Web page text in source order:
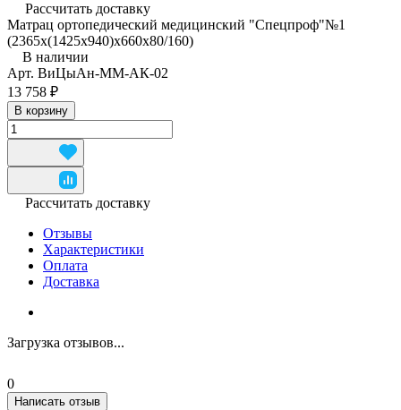
Рассчитать доставку
Матрац ортопедический медицинский "Спецпроф"№1
(2365х(1425х940)х660х80/160)
В наличии
Арт. ВиЦыАн-ММ-АК-02
13 758 ₽
В корзину
Рассчитать доставку
Отзывы
Характеристики
Оплата
Доставка
Загрузка отзывов...
0
Написать отзыв